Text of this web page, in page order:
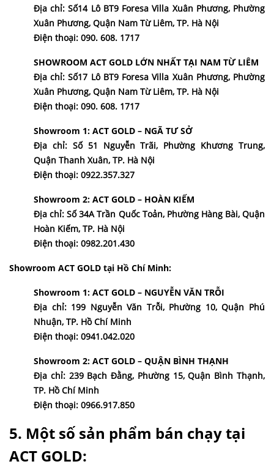
Địa chỉ: Số14 Lô BT9 Foresa Villa Xuân Phương, Phường
Xuân Phương, Quận Nam Từ Liêm, TP. Hà Nội
Điện thoại: 090. 608. 1717
SHOWROOM ACT GOLD LỚN NHẤT TẠI NAM TỪ LIÊM
Địa chỉ: Số17 Lô BT9 Foresa Villa Xuân Phương, Phường
Xuân Phương, Quận Nam Từ Liêm, TP. Hà Nội
Điện thoại: 090. 608. 1717
Showroom 1: ACT GOLD – NGÃ TƯ SỞ
Địa chỉ: Số 51 Nguyễn Trãi, Phường Khương Trung,
Quận Thanh Xuân, TP. Hà Nội
Điện thoại: 0922.357.327
Showroom 2: ACT GOLD – HOÀN KIẾM
Địa chỉ: Số 34A Trần Quốc Toản, Phường Hàng Bài, Quận
Hoàn Kiếm, TP. Hà Nội
Điện thoại: 0982.201.430
Showroom ACT GOLD tại Hồ Chí Minh:
Showroom 1: ACT GOLD – NGUYỄN VĂN TRỖI
Địa chỉ: 199 Nguyễn Văn Trỗi, Phường 10, Quận Phú
Nhuận, TP. Hồ Chí Minh
Điện thoại: 0941.042.020
Showroom 2: ACT GOLD – QUẬN BÌNH THẠNH
Địa chỉ: 239 Bạch Đằng, Phường 15, Quận Bình Thạnh,
TP. Hồ Chí Minh
Điện thoại: 0966.917.850
5. Một số sản phẩm bán chạy tại
ACT GOLD: